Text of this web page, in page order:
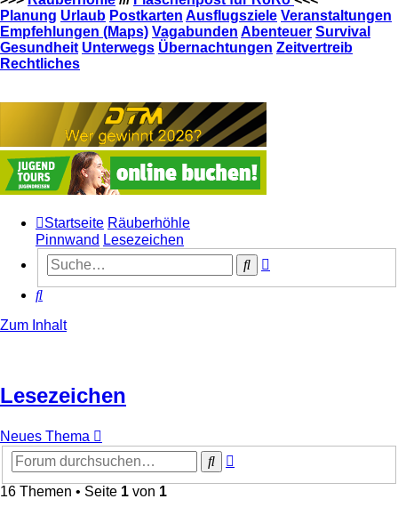
Planung Urlaub Postkarten Ausflugsziele Veranstaltungen
Empfehlungen (Maps) Vagabunden Abenteuer Survival
Gesundheit Unterwegs Übernachtungen Zeitvertreib
Rechtliches
Startseite Räuberhöhle
Pinnwand Lesezeichen
Suche
Suche
Zum Inhalt
Lesezeichen
Neues Thema
Suche
16 Themen • Seite 1 von 1